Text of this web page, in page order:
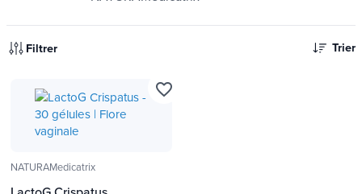
Filtrer Trier
NATURAMedicatrix
favorite_border